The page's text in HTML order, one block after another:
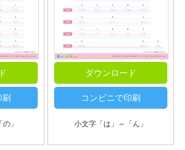
」
ダウンロード
コンビニで印刷
小文字「は」～「ん」